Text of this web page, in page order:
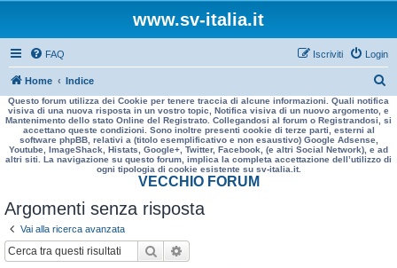
www.sv-italia.it
FAQ Login
Iscriviti
Home Indice
e
r
a
Questo forum utilizza dei Cookie per tenere traccia di alcune informazioni. Quali notifica
visiva di una nuova risposta in un vostro topic, Notifica visiva di un nuovo argomento, e
Mantenimento dello stato Online del Registrato. Collegandosi al forum o Registrandosi, si
accettano queste condizioni. Sono inoltre presenti cookie di terze parti, esterni al
software phpBB, relativi a (titolo esemplificativo e non esaustivo) Google Adsense,
Youtube, ImageShack, Histats, Google+, Twitter, Facebook, (e altri Social Network), e ad
altri siti. La navigazione su questo forum, implica la completa accettazione dell’utilizzo di
ogni tipologia di cookie esistente su sv-italia.it.
VECCHIO FORUM
Argomenti senza risposta
Vai alla ricerca avanzata
Cerca